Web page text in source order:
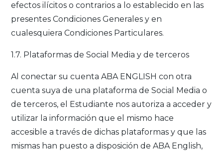
efectos ilícitos o contrarios a lo establecido en las
presentes Condiciones Generales y en
cualesquiera Condiciones Particulares.
1.7. Plataformas de Social Media y de terceros
Al conectar su cuenta ABA ENGLISH con otra
cuenta suya de una plataforma de Social Media o
de terceros, el Estudiante nos autoriza a acceder y
utilizar la información que el mismo hace
accesible a través de dichas plataformas y que las
mismas han puesto a disposición de ABA English,